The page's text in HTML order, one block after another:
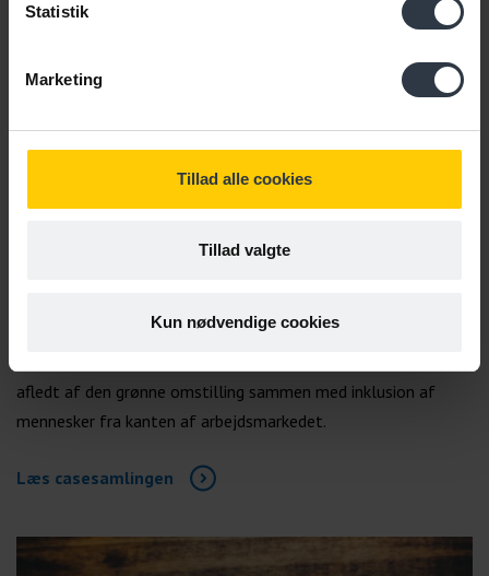
Statistik
Marketing
Tillad alle cookies
Tillad valgte
Kun nødvendige cookies
og flere i arbejde
afledt af den grønne omstilling sammen med inklusion af
mennesker fra kanten af arbejdsmarkedet.
Læs casesamlingen